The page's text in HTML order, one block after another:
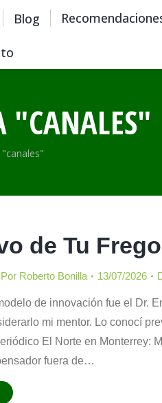
Blog
"CANALES"
de Tu
Por Roberto Bonilla 13/07/2026
de innovación fue el Dr.
mi mentor. Lo conocí
El Norte en Monterrey:
fuera de…